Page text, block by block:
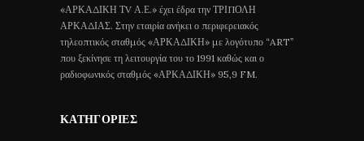
«ΑΡΚΑΔΙΚΗ ΤV Α.Ε.» έχει έδρα την ΤΡΙΠΟΛΗ
ΑΡΚΑΔΙΑΣ. Στην εταιρία ανήκει ο περιφερειακός
τηλεοπτικός σταθμός «ΑΡΚΑΔΙΚΗ» με λογότυπο “ART”
που ξεκίνησε τη λειτουργία του το 1991 καθώς και ο
ραδιοφωνικός σταθμός «ΑΡΚΑΔΙΚΗ» 95,9 FM.
ΚΑΤΗΓΟΡΊΕΣ